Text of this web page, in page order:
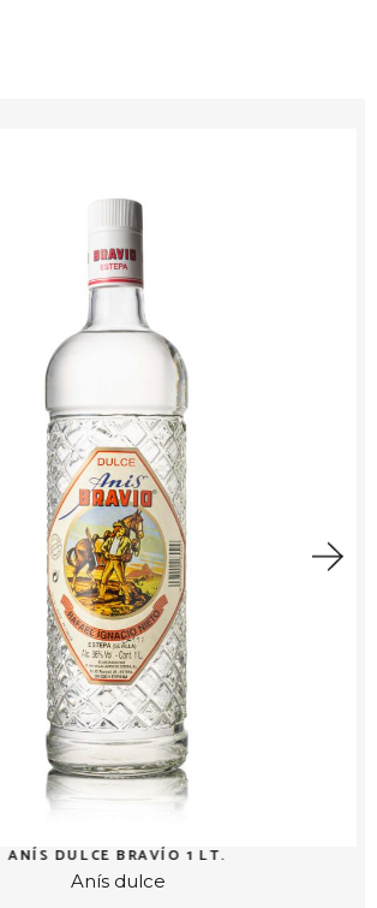
Leer más
ANÍS DULCE BRAVÍO 1 LT.
Anís dulce